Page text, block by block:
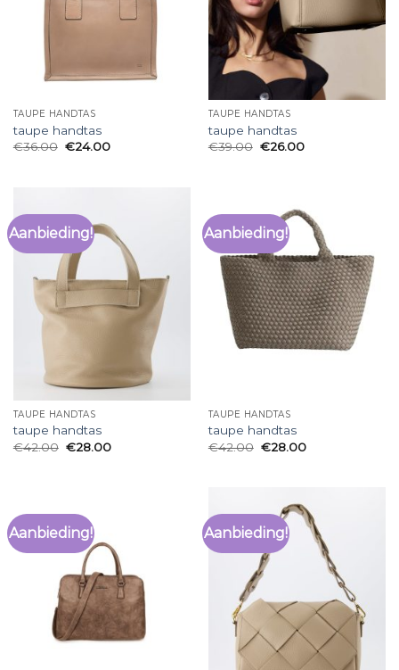
TAUPE HANDTAS
taupe handtas
€36.00 €24.00
TAUPE HANDTAS
taupe handtas
€39.00 €26.00
Aanbieding!
TAUPE HANDTAS
taupe handtas
€42.00 €28.00
Aanbieding!
TAUPE HANDTAS
taupe handtas
€42.00 €28.00
Aanbieding! Aanbieding!